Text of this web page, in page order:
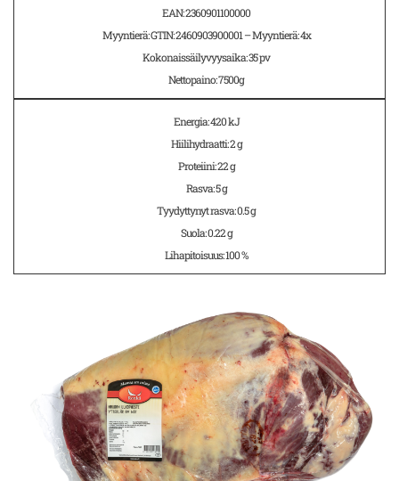
EAN: 2360901100000
Myyntierä: GTIN: 2460903900001 – Myyntierä: 4x
Kokonaissäilyvyysaika: 35 pv
Nettopaino: 7500g
Energia: 420 kJ
Hiilihydraatti: 2 g
Proteiini: 22 g
Rasva: 5 g
Tyydyttynyt rasva: 0.5 g
Suola: 0.22 g
Lihapitoisuus: 100 %